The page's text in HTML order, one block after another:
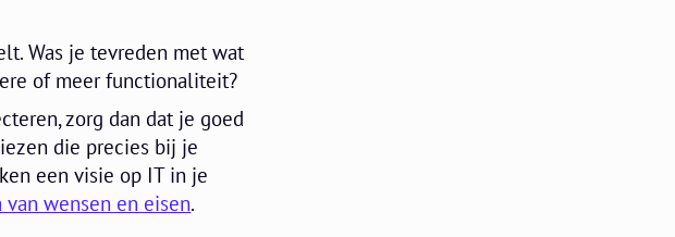
Was je tevreden met wat
of meer functionaliteit?
zorg dan dat je goed
die precies bij je
een visie op IT in je
van wensen en eisen.